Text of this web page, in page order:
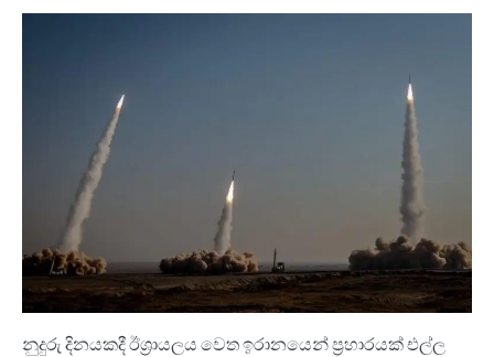
නුදුරු දිනයකදී ඊශ්‍රායලය වෙත ඉරානයෙන් ප්‍රහාරයක් එල්ල